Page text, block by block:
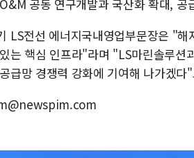
공동 연구개발과 국산화 확대,
LS전선 에너지국내영업부문장은 "
는 핵심 인프라"라며 "LS마린솔루션
급망 경쟁력 강화에 기여해 나가겠다